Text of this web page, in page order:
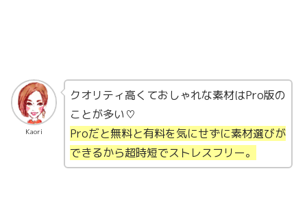
Kaori
クオリティ高くておしゃれな素材はPro版の
ことが多い♡
Proだと無料と有料を気にせずに素材選びが
できるから超時短でストレスフリー。